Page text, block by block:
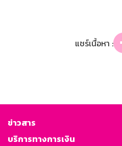
แชร์เนื้อหา :
ข่าวสาร
บริการทางการเงิน